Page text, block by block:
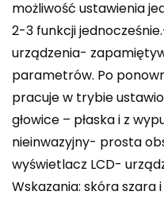
możliwość ustawienia
2-3 funkcji
urządzenia-
parametrów. Po
pracuje w trybie
głowice – płaska i z
nieinwazyjny- prosta
wyświetlacz LCD-
Wskazania: skóra szara